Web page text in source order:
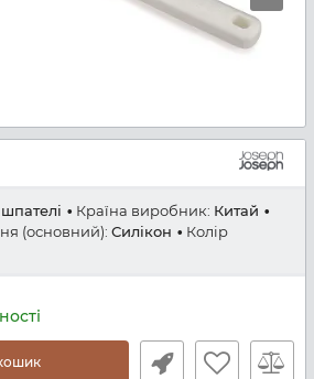
Країна виробник: Китай
(основний): Силікон
Колір